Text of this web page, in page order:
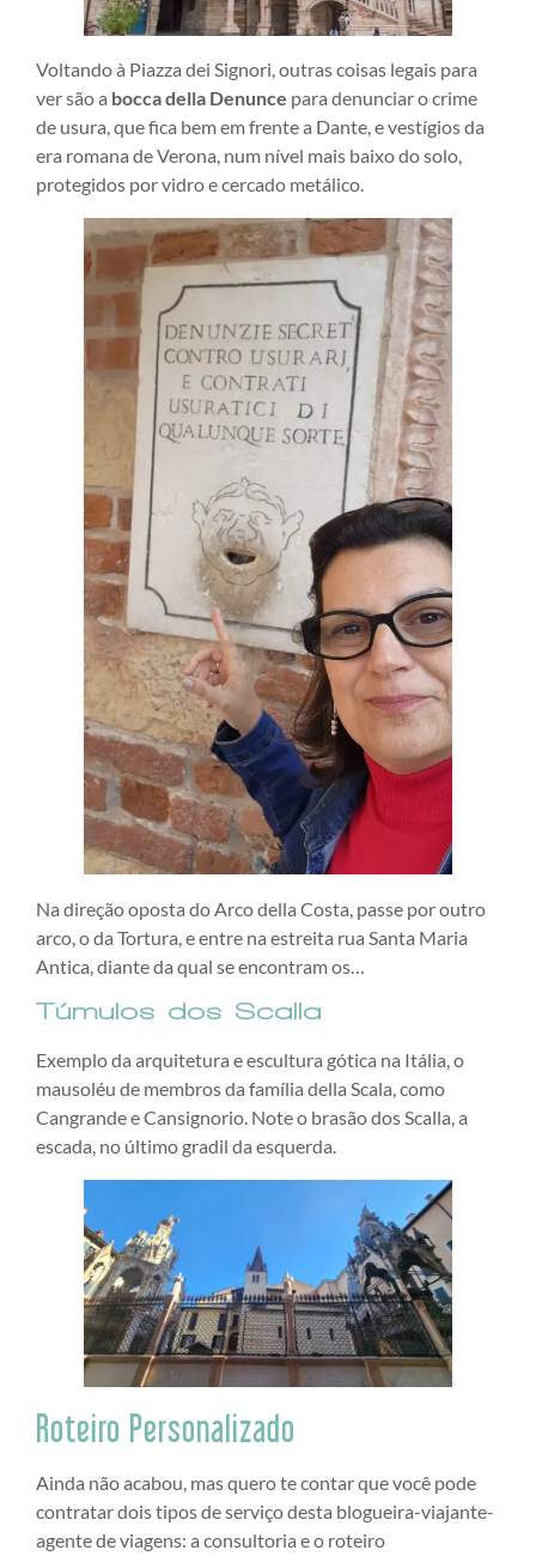
Voltando à Piazza dei Signori, outras coisas legais para
ver são a bocca della Denunce para denunciar o crime
de usura, que fica bem em frente a Dante, e vestígios da
era romana de Verona, num nível mais baixo do solo,
protegidos por vidro e cercado metálico.
Na direção oposta do Arco della Costa, passe por outro
arco, o da Tortura, e entre na estreita rua Santa Maria
Antica, diante da qual se encontram os…
Túmulos dos Scalla
Exemplo da arquitetura e escultura gótica na Itália, o
mausoléu de membros da família della Scala, como
Cangrande e Cansignorio. Note o brasão dos Scalla, a
escada, no último gradil da esquerda.
Roteiro Personalizado
Ainda não acabou, mas quero te contar que você pode
contratar dois tipos de serviço desta blogueira-viajante-
agente de viagens: a consultoria e o roteiro